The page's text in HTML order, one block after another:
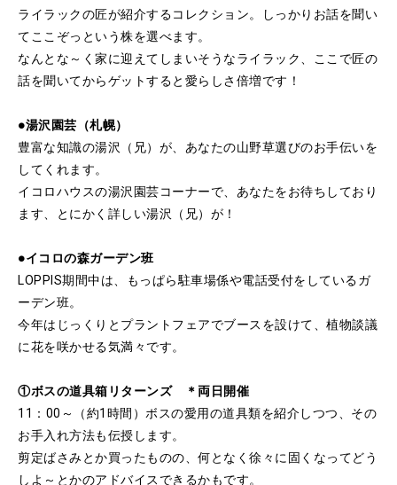
ライラックの匠が紹介するコレクション。しっかりお話を聞い
てここぞっという株を選べます。
なんとな～く家に迎えてしまいそうなライラック、ここで匠の
話を聞いてからゲットすると愛らしさ倍増です！
●湯沢園芸（札幌）
豊富な知識の湯沢（兄）が、あなたの山野草選びのお手伝いを
してくれます。
イコロハウスの湯沢園芸コーナーで、あなたをお待ちしており
ます、とにかく詳しい湯沢（兄）が！
●イコロの森ガーデン班
LOPPIS期間中は、もっぱら駐車場係や電話受付をしているガ
ーデン班。
今年はじっくりとプラントフェアでブースを設けて、植物談議
に花を咲かせる気満々です。
①ボスの道具箱リターンズ ＊両日開催
11：00～（約1時間）ボスの愛用の道具類を紹介しつつ、その
お手入れ方法も伝授します。
剪定ばさみとか買ったものの、何となく徐々に固くなってどう
しよ～とかのアドバイスできるかもです。